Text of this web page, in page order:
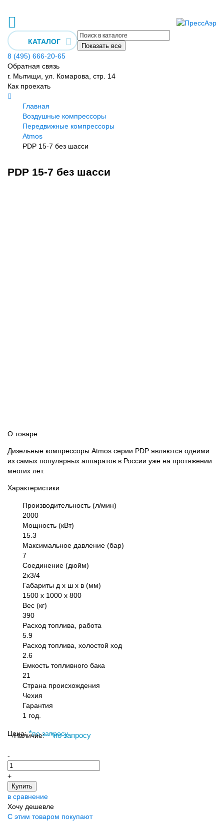
КАТАЛОГ
Показать все
8 (495) 666-20-65
Обратная связь
г. Мытищи, ул. Комарова, стр. 14
Как проехать
Главная
Воздушные компрессоры
Передвижные компрессоры
Atmos
PDP 15-7 без шасси
PDP 15-7 без шасси
О товаре
Дизельные компрессоры Atmos серии PDP являются одними
из самых популярных аппаратов в России уже на протяжении
многих лет.
Характеристики
Производительность (л/мин)
2000
Мощность (кВт)
15.3
Максимальное давление (бар)
7
Соединение (дюйм)
2х3/4
Габариты д х ш х в (мм)
1500 х 1000 х 800
Вес (кг)
390
Расход топлива, работа
5.9
Расход топлива, холостой ход
2.6
Емкость топливного бака
21
Страна происхождения
Чехия
Гарантия
1 год.
Цена: *по запросу
Наличие: *по запросу
-
+
Купить
в сравнение
Хочу дешевле
С этим товаром покупают